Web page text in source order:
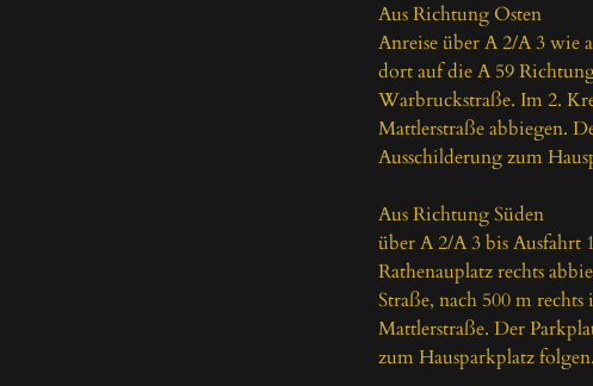
Aus Richtung Osten
Anreise über A 2/A 3 wie
dort auf die A 59
Warbruckstraße. Im 2.
Mattlerstraße abbiegen.
Ausschilderung zum
Aus Richtung Süden
über A 2/A 3 bis Ausfahrt
Rathenauplatz rechts
Straße, nach 500 m
Mattlerstraße. Der
zum Hausparkplatz folgen.